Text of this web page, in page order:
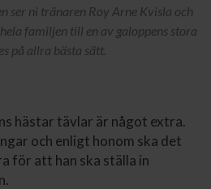
ser ni tränaren Roy Arne Kvisla och
familjen till en av galoppens stora
på allra bästa sätt.
hästar tävlar är något extra.
och enligt honom ska det
för att han ska ställa in